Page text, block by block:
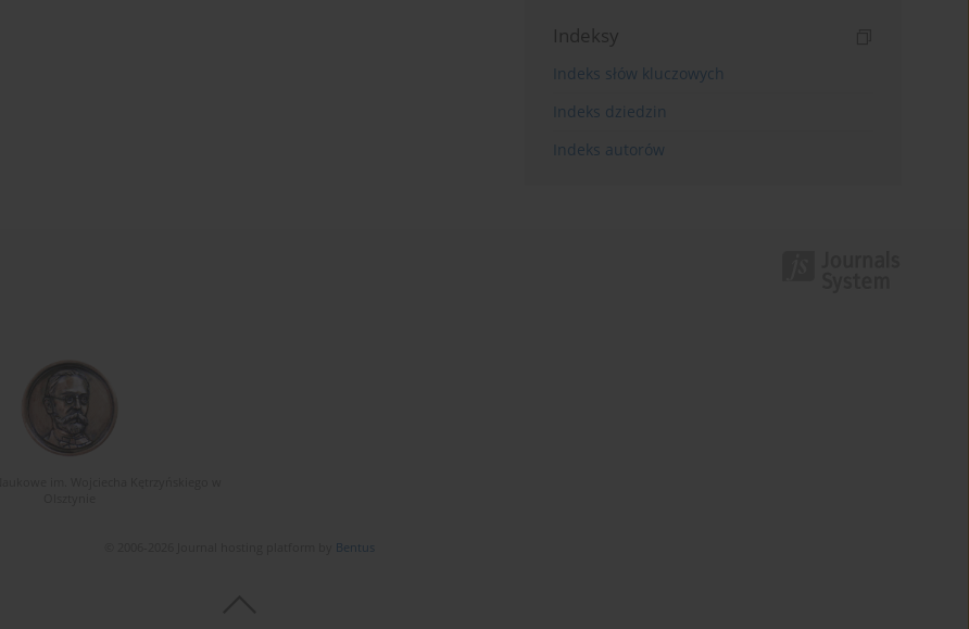
Indeksy
Indeks słów kluczowych
Indeks dziedzin
Indeks autorów
Bentus